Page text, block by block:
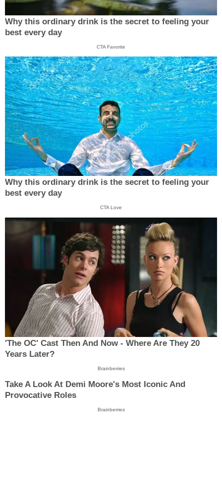
Why this ordinary drink is the secret to feeling your
best every day
CTA Favorite
Why this ordinary drink is the secret to feeling your
best every day
CTA Love
'The OC' Cast Then And Now - Where Are They 20
Years Later?
Brainberries
Take A Look At Demi Moore's Most Iconic And
Provocative Roles
Brainberries